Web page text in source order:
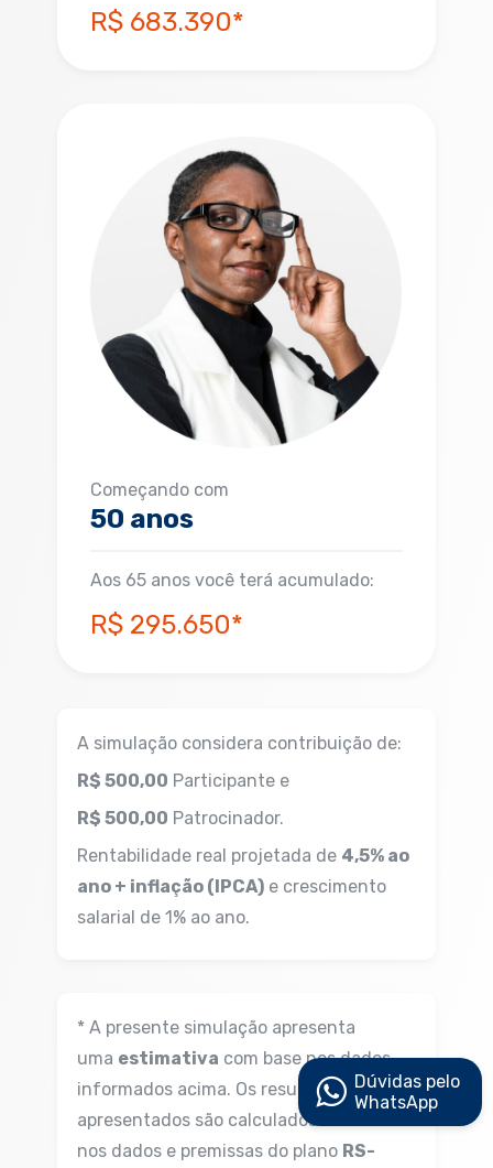
R$ 683.390*
Começando com
50 anos
Aos 65 anos você terá acumulado:
R$ 295.650*
A simulação considera contribuição de:
R$ 500,00 Participante e
R$ 500,00 Patrocinador.
Rentabilidade real projetada de 4,5% ao
ano + inflação (IPCA) e crescimento
salarial de 1% ao ano.
* A presente simulação apresenta
uma estimativa com base nos dados
informados acima. Os resultados
apresentados são calculados com base
nos dados e premissas do plano RS-
Dúvidas pelo
WhatsApp